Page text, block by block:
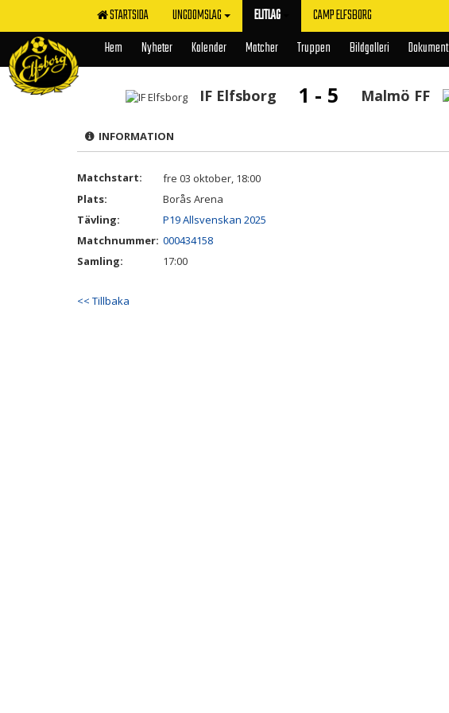
STARTSIDA UNGDOMSLAG ELITLAG CAMP ELFSBORG
Hem
Nyheter Kalender Matcher Truppen Bildgalleri Dokument
IF Elfsborg 1 - 5 Malmö FF
INFORMATION
Matchstart:
fre 03 oktober, 18:00
Plats:
Borås Arena
Tävling:
P19 Allsvenskan 2025
Matchnummer: 000434158
Samling:
17:00
<< Tillbaka